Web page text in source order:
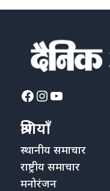
Facebook
Instagram
YouTube
श्रेणियाँ
स्थानीय समाचार
राष्ट्रीय समाचार
मनोरंजन